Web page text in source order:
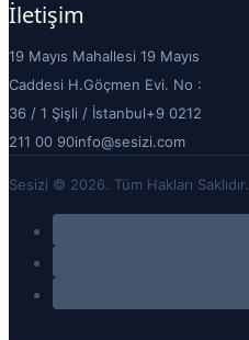
İletişim
19 Mayıs Mahallesi 19 Mayıs
Caddesi H.Göçmen Evi. No :
36 / 1 Şişli / İstanbul+9 0212
211 00 90info@sesizi.com
Sesizi © 2026. Tüm Hakları Saklıdır.